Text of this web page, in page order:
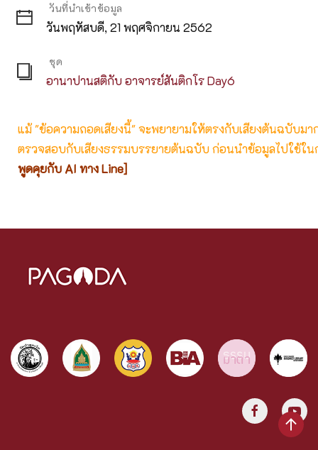
วันที่นำเข้าข้อมูล
วันพฤหัสบดี, 21 พฤศจิกายน 2562
ชุด
อานาปานสติกับ อาจารย์สันติกโร Day6
แม้ "ข้อความถอดเสียงนี้" จะพยายามให้ตรงกับเสียงต้นฉบับม
ตรวจสอบกับเสียงธรรมบรรยายต้นฉบับ ก่อนนำข้อมูลไปใช้ใน
พูดคุยกับ AI ทาง Line]